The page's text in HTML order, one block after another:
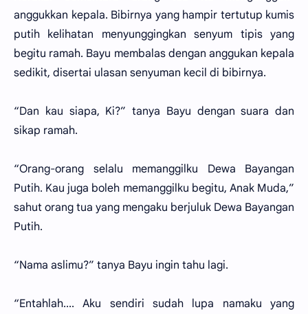
anggukkan kepala. Bibirnya yang hampir tertutup kumis
putih kelihatan menyunggingkan senyum tipis yang
begitu ramah. Bayu membalas dengan anggukan kepala
sedikit, disertai ulasan senyuman kecil di bibirnya.
“Dan kau siapa, Ki?” tanya Bayu dengan suara dan
sikap ramah.
“Orang-orang selalu memanggilku Dewa Bayangan
Putih. Kau juga boleh memanggilku begitu, Anak Muda,”
sahut orang tua yang mengaku berjuluk Dewa Bayangan
Putih.
“Nama aslimu?” tanya Bayu ingin tahu lagi.
“Entahlah.... Aku sendiri sudah lupa namaku yang